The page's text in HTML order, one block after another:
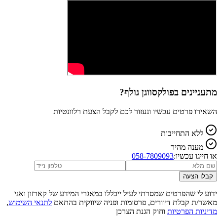
מתעניינים בפולקסווגן גולף?
השאירו פרטים עכשיו ונעזור לכם לקבל הצעת רלוונטיות
ללא התחייבות
מענה מהיר
או חייגו עכשיו:058-7809093
קבלו הצעה
ידוע לי שהפרטים שמסרתי לעיל ייכללו במאגרי המידע של קארזון ואני
מאשר/ת קבלת דיוורים, פרסומות ופניה שיווקית בהתאם לתנאי השימוש,
מדיניות הפרטיות וחוק הגנת הצרכן